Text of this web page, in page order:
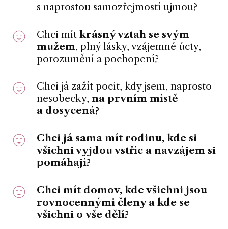
s naprostou samozřejmostí ujmou?
Chci mítkrásný vztah se svým
mužem, plný lásky, vzájemné úcty,
porozumění a pochopení?
Chci já zažít pocit, kdy jsem, naprosto
nesobecky, na prvním místě
a dosycená?
Chci já sama mít rodinu, kde si
všichni vyjdou vstříc a navzájem si
pomáhají?
Chci mít domov, kdevšichni jsou
rovnocennými členya kde se
všichni o vše dělí?